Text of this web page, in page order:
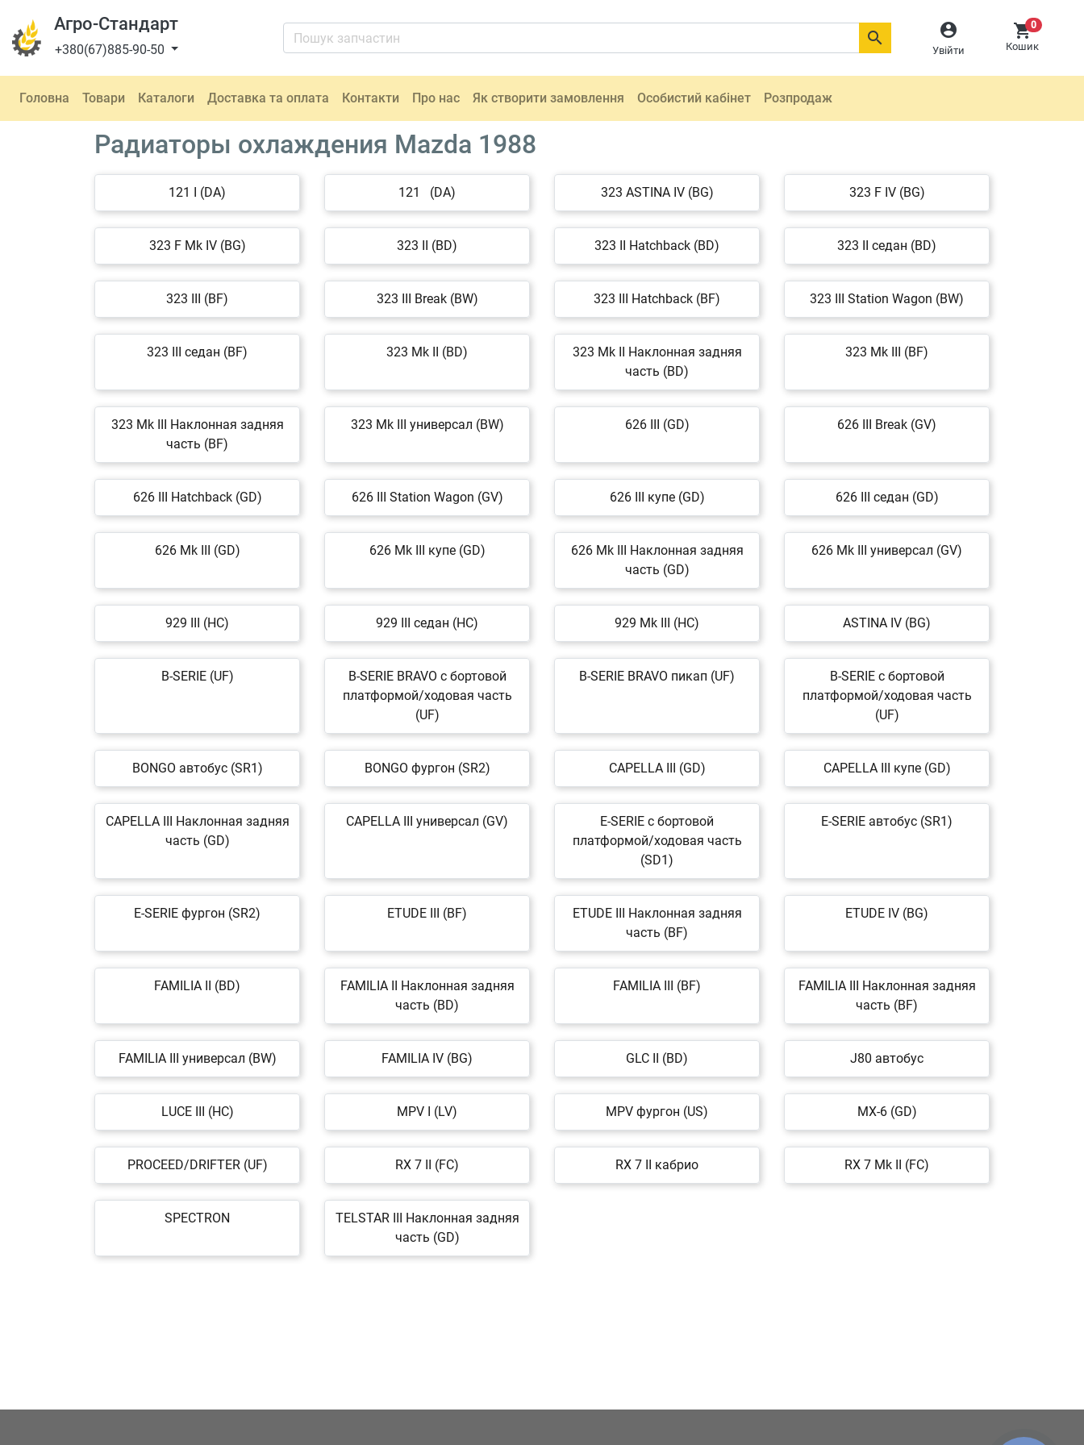
Агро-Стандарт
+380(67)885-90-50

Увійти
0
Кошик

Головна Товари Каталоги Доставка та оплата Контакти Про нас Як створити замовлення Особистий кабінет Розпродаж
Радиаторы охлаждения Mazda 1988
121 I (DA) 121 (DA) 323 ASTINA IV (BG) 323 F IV (BG)
323 F Mk IV (BG) 323 II (BD) 323 II Hatchback (BD) 323 II седан (BD)
323 III (BF) 323 III Break (BW) 323 III Hatchback (BF) 323 III Station Wagon (BW)
323 III седан (BF) 323 Mk II (BD)
323 Mk II Наклонная задняя
часть (BD)
323 Mk III (BF)
323 Mk III Наклонная задняя
часть (BF)
323 Mk III универсал (BW) 626 III (GD) 626 III Break (GV)
626 III Hatchback (GD) 626 III Station Wagon (GV) 626 III купе (GD) 626 III седан (GD)
626 Mk III (GD) 626 Mk III купе (GD)
626 Mk III Наклонная задняя
часть (GD)
626 Mk III универсал (GV)
929 III (HC) 929 III седан (HC) 929 Mk III (HC) ASTINA IV (BG)
B-SERIE (UF)
B-SERIE BRAVO c бортовой
платформой/ходовая часть
(UF)
B-SERIE BRAVO пикап (UF)
B-SERIE c бортовой
платформой/ходовая часть
(UF)
BONGO автобус (SR1) BONGO фургон (SR2) CAPELLA III (GD) CAPELLA III купе (GD)
CAPELLA III Наклонная задняя
часть (GD)
CAPELLA III универсал (GV)
E-SERIE c бортовой
платформой/ходовая часть
(SD1)
E-SERIE автобус (SR1)
E-SERIE фургон (SR2) ETUDE III (BF)
ETUDE III Наклонная задняя
часть (BF)
ETUDE IV (BG)
FAMILIA II (BD)
FAMILIA II Наклонная задняя
часть (BD)
FAMILIA III (BF)
FAMILIA III Наклонная задняя
часть (BF)
FAMILIA III универсал (BW) FAMILIA IV (BG) GLC II (BD) J80 автобус
LUCE III (HC) MPV I (LV) MPV фургон (US) MX-6 (GD)
PROCEED/DRIFTER (UF) RX 7 II (FC) RX 7 II кабрио RX 7 Mk II (FC)
SPECTRON
TELSTAR III Наклонная задняя
часть (GD)